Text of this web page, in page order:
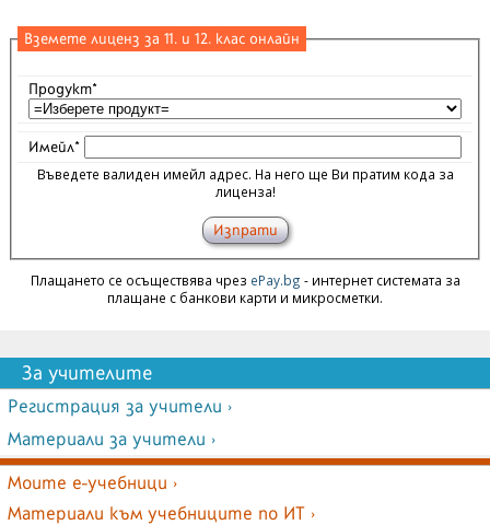
Вземете лиценз за 11. и 12. клас онлайн
Продукт*
Имейл*
Въведете валиден имейл адрес. На него ще Ви пратим кода за
лиценза!
Плащането се осъществява чрез ePay.bg - интернет системата за
плащане с банкови карти и микросметки.
За учителите
Регистрация за учители ›
Материали за учители ›
Моите е-учебници ›
Материали към учебниците по ИТ ›